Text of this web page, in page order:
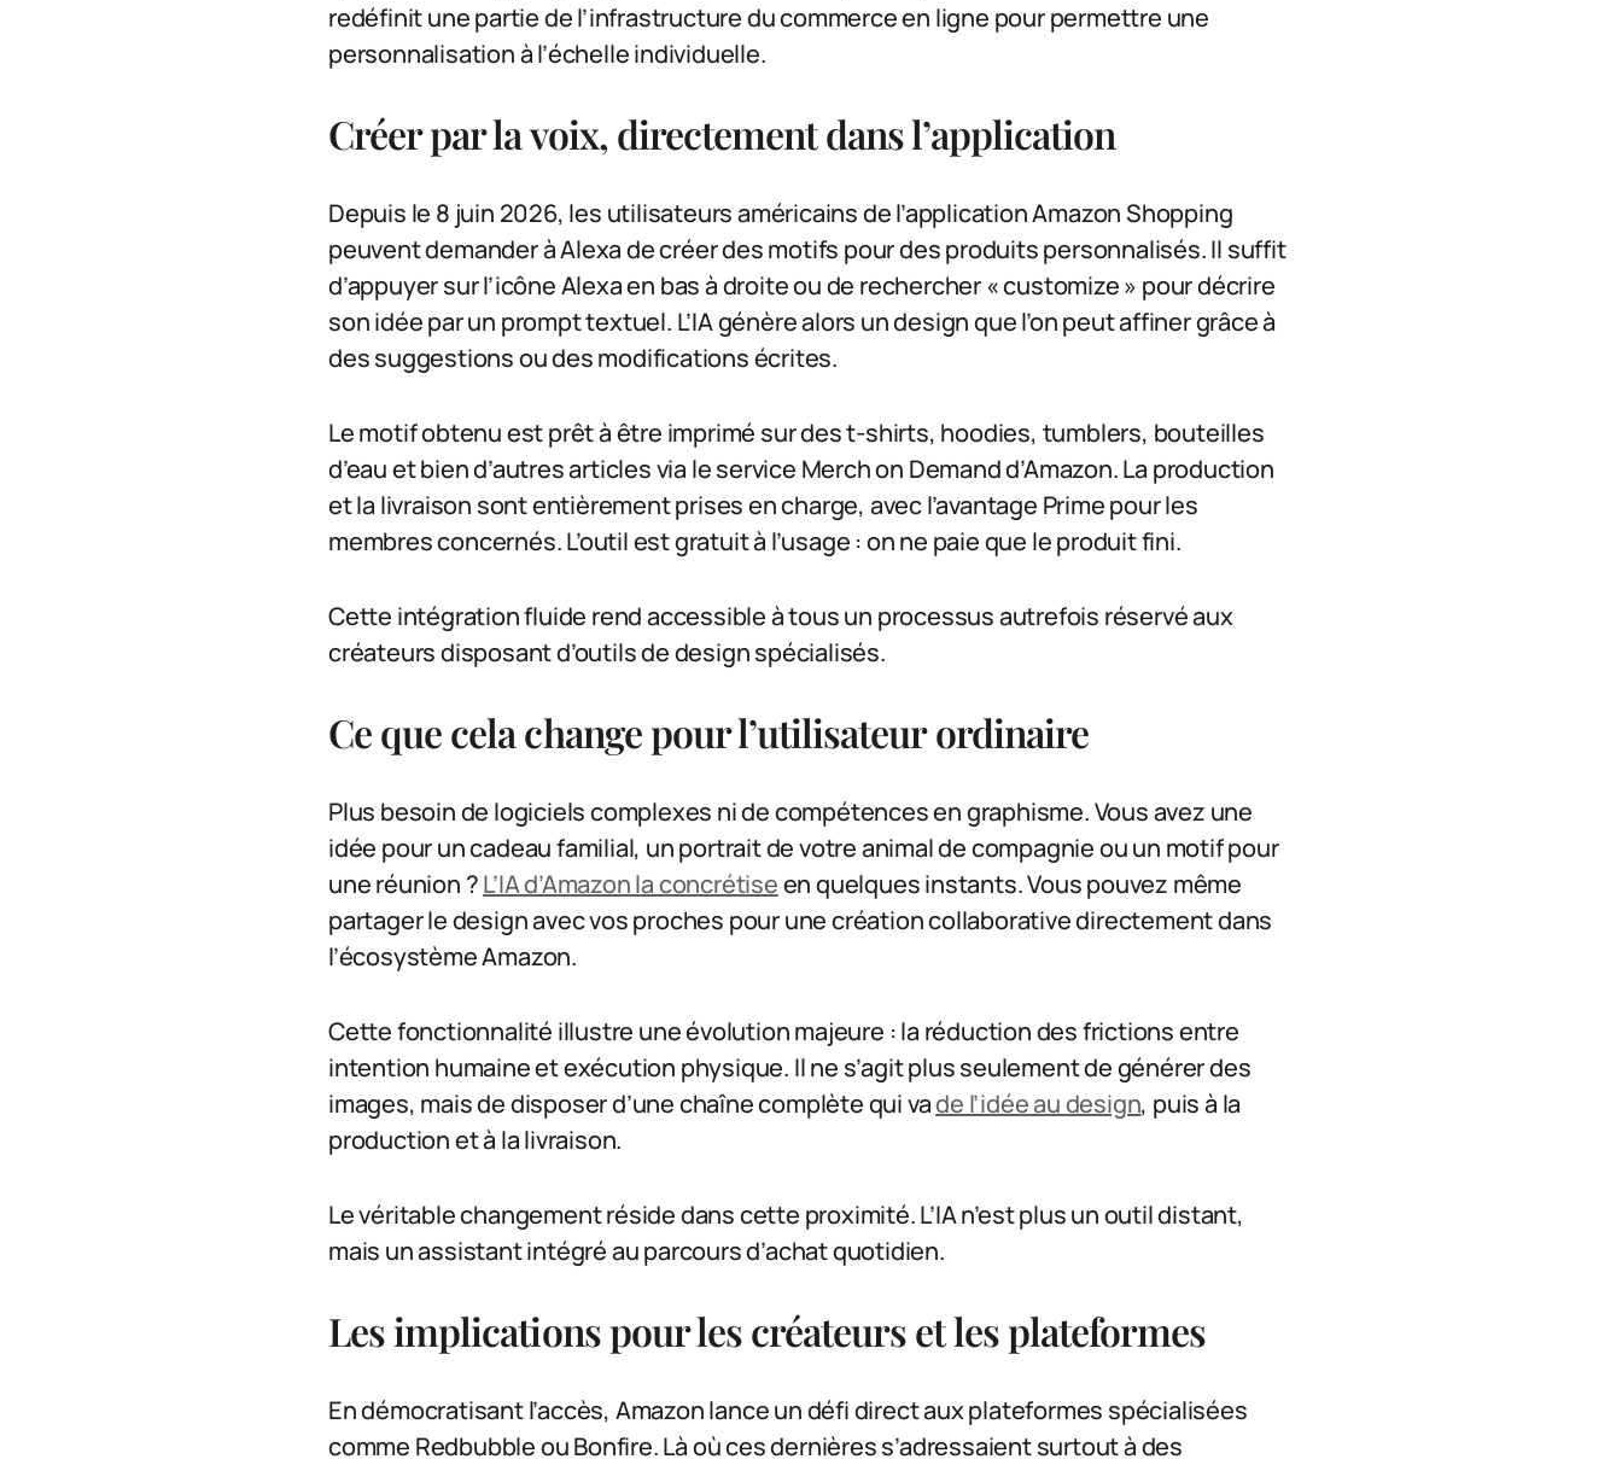
redéfinit une partie de l’infrastructure du commerce en ligne pour permettre une
personnalisation à l’échelle individuelle.
Créer par la voix, directement dans l’application
Depuis le 8 juin 2026, les utilisateurs américains de l’application Amazon Shopping
peuvent demander à Alexa de créer des motifs pour des produits personnalisés. Il suffit
d’appuyer sur l’icône Alexa en bas à droite ou de rechercher « customize » pour décrire
son idée par un prompt textuel. L’IA génère alors un design que l’on peut affiner grâce à
des suggestions ou des modifications écrites.
Le motif obtenu est prêt à être imprimé sur des t-shirts, hoodies, tumblers, bouteilles
d’eau et bien d’autres articles via le service Merch on Demand d’Amazon. La production
et la livraison sont entièrement prises en charge, avec l’avantage Prime pour les
membres concernés. L’outil est gratuit à l’usage : on ne paie que le produit fini.
Cette intégration fluide rend accessible à tous un processus autrefois réservé aux
créateurs disposant d’outils de design spécialisés.
Ce que cela change pour l’utilisateur ordinaire
Plus besoin de logiciels complexes ni de compétences en graphisme. Vous avez une
idée pour un cadeau familial, un portrait de votre animal de compagnie ou un motif pour
une réunion ?L’IA d’Amazon la concrétiseen quelques instants. Vous pouvez même
partager le design avec vos proches pour une création collaborative directement dans
l’écosystème Amazon.
Cette fonctionnalité illustre une évolution majeure : la réduction des frictions entre
intention humaine et exécution physique. Il ne s’agit plus seulement de générer des
images, mais de disposer d’une chaîne complète qui vade l’idée au design, puis à la
production et à la livraison.
Le véritable changement réside dans cette proximité. L’IA n’est plus un outil distant,
mais un assistant intégré au parcours d’achat quotidien.
Les implications pour les créateurs et les plateformes
En démocratisant l’accès, Amazon lance un défi direct aux plateformes spécialisées
comme Redbubble ou Bonfire. Là où ces dernières s’adressaient surtout à des